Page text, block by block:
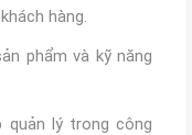
hàng.
phẩm và kỹ năng
lý trong công